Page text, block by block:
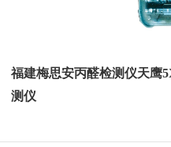
福建梅思安丙醛检测仪天鹰
测仪